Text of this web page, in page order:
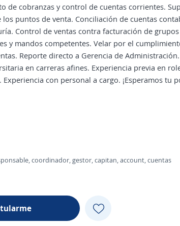
de cobranzas y control de cuentas corrientes.
puntos de venta. Conciliación de cuentas
Control de ventas contra facturación de grupos
y mandos competentes. Velar por el
Reporte directo a Gerencia de
en carreras afines. Experiencia previa en
con personal a cargo. ¡Esperamos tu
coordinador, gestor, capitan, account, cuentas